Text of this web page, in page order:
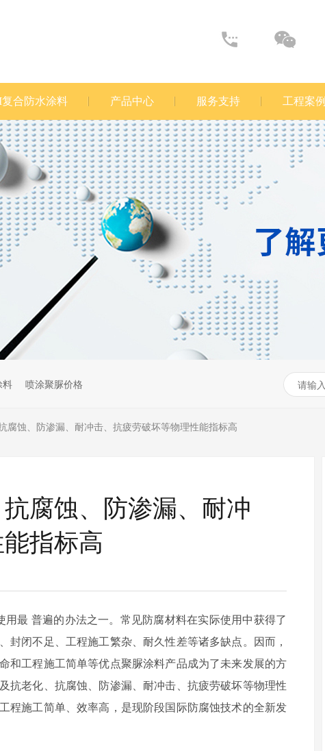
合防水涂料 产品中心 服务支持 工程案例
料 喷涂聚脲价格
腐蚀、防渗漏、耐冲击、抗疲劳破坏等物理性能指标高
腐蚀、防渗漏、耐冲
指标高
最 普遍的办法之一。常见防腐材料在实际使用中获得了
闭不足、工程施工繁杂、耐久性差等诸多缺点。因而，
和工程施工简单等优点聚脲涂料产品成为了未来发展的方
抗老化、抗腐蚀、防渗漏、耐冲击、抗疲劳破坏等物理性
程施工简单、效率高，是现阶段国际防腐蚀技术的全新发